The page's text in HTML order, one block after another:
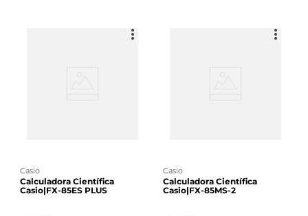
casio
Calculadora Científica
Casio|FX-85ES PLUS
casio
Calculadora Científica
Casio|FX-85MS-2